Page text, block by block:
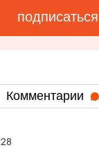
подписаться
Комментарии